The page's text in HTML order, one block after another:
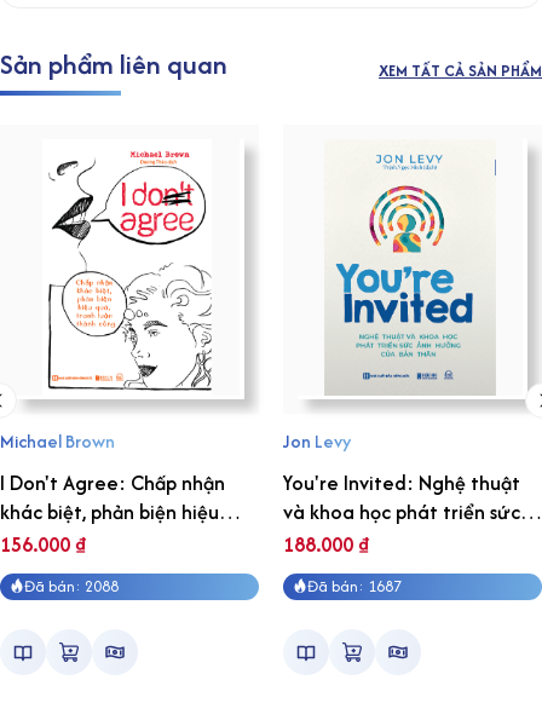
Sản phẩm liên quan XEM TẤT CẢ SẢN PHẨM
Michael Brown
I Don't Agree: Chấp nhận
khác biệt, phản biện hiệu
quả, tranh luận thành công
156.000₫
Đã bán: 2088
Jon Levy
You're Invited: Nghệ thuật
và khoa học phát triển sức
ảnh hưởng của bản thân
188.000₫
Đã bán: 1687